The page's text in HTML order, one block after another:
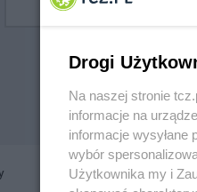
Drogi
Na naszej stronie
informacje na
informacje wysyłane
wybór
Użytkownika my i